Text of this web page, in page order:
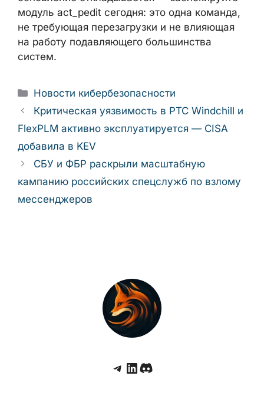
целостности файлов бесполезны.
Установите исправленное ядро на все
затронутые системы, начиная с
многопользовательских узлов и
откладывается — заблокируйте модуль
act_pedit сегодня: это одна команда, не
требующая перезагрузки и не влияющая на
работу подавляющего большинства
систем.
Рубрики
Новости кибербезопасности
Критическая уязвимость в PTC Windchill
взлому мессенджеров